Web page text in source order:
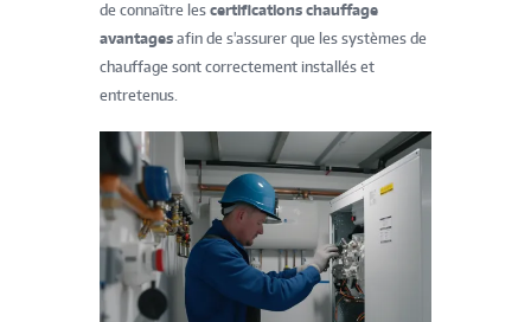
de connaître les certifications chauffage
avantages afin de s'assurer que les systèmes de
chauffage sont correctement installés et
entretenus.